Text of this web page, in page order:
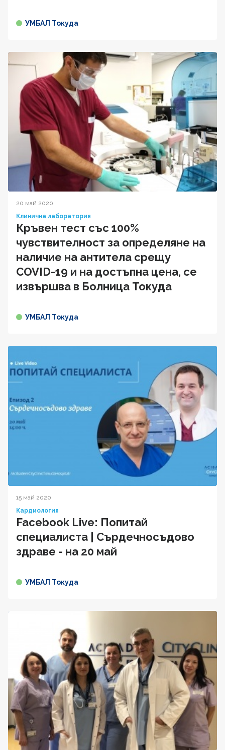
УМБАЛ Токуда
20 май 2020
Клинична лаборатория
Кръвен тест със 100%
чувствителност за определяне на
наличие на антитела срещу
COVID-19 и на достъпна цена, се
извършва в Болница Токуда
УМБАЛ Токуда
15 май 2020
Кардиология
Facebook Live: Попитай
специалиста | Сърдечносъдово
здраве - на 20 май
УМБАЛ Токуда